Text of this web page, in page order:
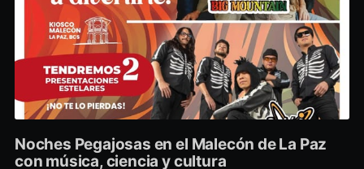
Noches Pegajosas en el Malecón de La Paz
con música, ciencia y cultura